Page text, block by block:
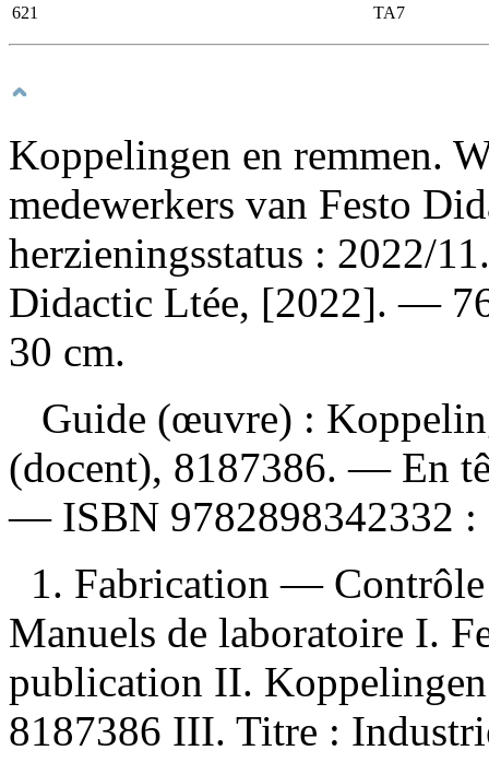
621 TA7
Koppelingen en remmen.
medewerkers van Festo
herzieningsstatus : 2022/
Didactic Ltée, [2022]. —
30 cm.
Guide (œuvre) :
(docent), 8187386. — En
— ISBN 9782898342332 :
1. Fabrication —
Manuels de laboratoire I.
publication II.
8187386 III. Titre :